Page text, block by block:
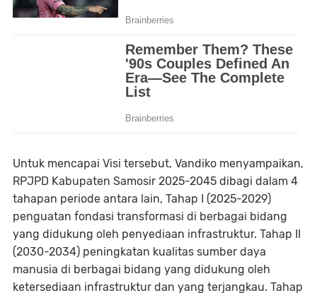
Untuk mencapai Visi tersebut, Vandiko menyampaikan,
RPJPD Kabupaten Samosir 2025-2045 dibagi dalam 4
tahapan periode antara lain, Tahap I (2025-2029)
penguatan fondasi transformasi di berbagai bidang
yang didukung oleh penyediaan infrastruktur. Tahap II
(2030-2034) peningkatan kualitas sumber daya
manusia di berbagai bidang yang didukung oleh
ketersediaan infrastruktur dan yang terjangkau. Tahap